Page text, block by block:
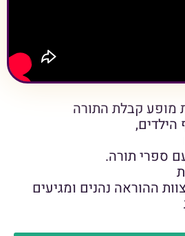
מופע קבלת התורה
ספרי תורה.
ההוראה נהנים ומגיעים